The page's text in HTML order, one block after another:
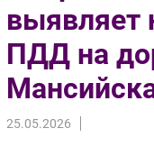
Автоматизация
Интернет
Мобильная связь
Фиксированная
Интеграция
выявляет
ПДД на
25.05.2026